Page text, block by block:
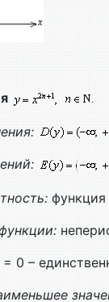
функция
= 0 –